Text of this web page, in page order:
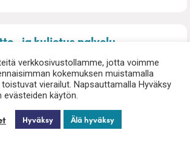
ja kuljetus palvelu – Muutto- ja
palvelu
muutto- ja kuljetuspalvelua, aina
tyhjennyksiin sekä...
Kuljetus/Urakka
verkkosivustollamme, jotta voimme
kokemuksen muistamalla
vierailut. Napsauttamalla Hyväksy
evästeiden käytön.
Hyväksy Älä hyväksy